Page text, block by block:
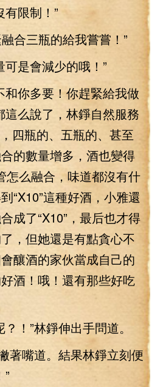
限制！”
合三瓶的給我嘗嘗！”
是會減少的哦！”
你多要！你趕緊給我做
么說了，林錚自然服務
四瓶的、五瓶的、甚至
的數量增多，酒也變得
怎么融合，味道都沒有什
“X10”這種好酒，小雅還
成了“X10”，最后也才得
，但她還是有點貪心不
釀酒的家伙當成自己的
酒！哦！還有那些好吃
！”林錚伸出手問道。
嘴道。結果林錚立刻便